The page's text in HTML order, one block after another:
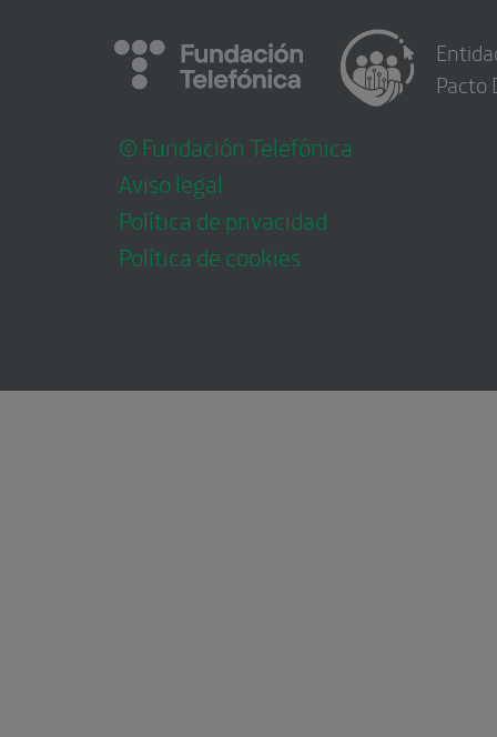
© Fundación Telefónica
Aviso legal
Política de privacidad
Política de cookies
Pacto